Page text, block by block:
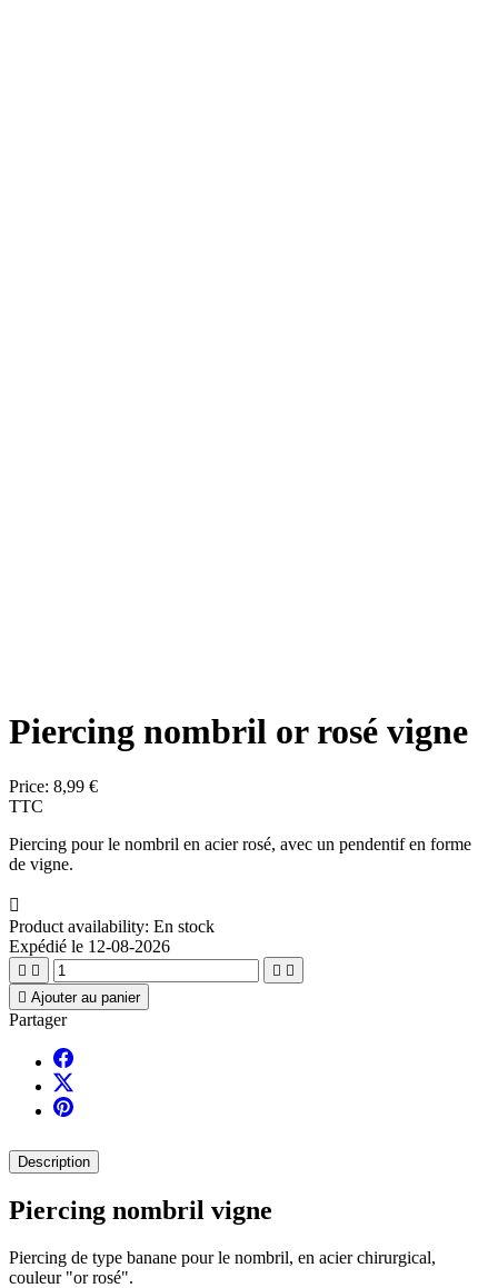
Piercing nombril or rosé vigne
Price: 8,99 €
TTC
Piercing pour le nombril en acier rosé, avec un pendentif en forme
de vigne.

Product availability: En stock
Expédié le 12-08-2026
   
 Ajouter au panier
Partager
Description
Piercing nombril vigne
Piercing de type banane pour le nombril, en acier chirurgical,
couleur "or rosé".